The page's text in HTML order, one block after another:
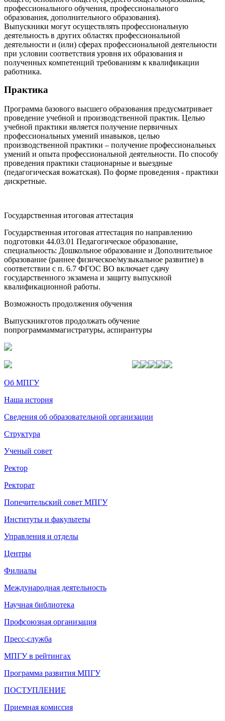
профессионального обучения, профессионального
образования, дополнительного образования).
Выпускники могут осуществлять профессиональную
деятельность в других областях профессиональной
деятельности и (или) сферах профессиональной деятельности
при условии соответствия уровня их образования и
полученных компетенций требованиям к квалификации
работника.
Практика
Программа базового высшего образования предусматривает
проведение учебной и производственной практик. Целью
учебной практики является получение первичных
профессиональных умений инавыков, целью
производственной практики – получение профессиональных
умений и опыта профессиональной деятельности. По способу
проведения практики стационарные и выездные
(педагогическая вожатская). По форме проведения - практики
дискретные.
Государственная итоговая аттестация
Государственная итоговая аттестация по направлению
подготовки 44.03.01 Педагогическое образование,
специальность: Дошкольное образование и Дополнительное
образование (раннее физическое/музыкальное развитие) в
соответствии с п. 6.7 ФГОС ВО включает сдачу
государственного экзамена и защиту выпускной
квалификационной работы.
Возможность продолжения обучения
Выпускникготов продолжать обучение
попрограммаммагистратуры, аспирантуры
Об МПГУ
Наша история
Сведения об образовательной организации
Структура
Ученый совет
Ректор
Ректорат
Попечительский совет МПГУ
Институты и факультеты
Управления и отделы
Центры
Филиалы
Международная деятельность
Научная библиотека
Профсоюзная организация
Пресс-служба
МПГУ в рейтингах
Программа развития МПГУ
ПОСТУПЛЕНИЕ
Приемная комиссия